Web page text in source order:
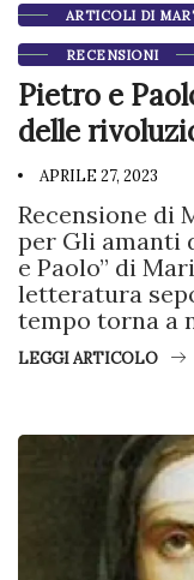
ARTICOLI DI
RECENSIONI
Pietro e
delle
APRILE 27, 2023
Recensione di
per Gli amanti
e Paolo” di
letteratura
tempo torna a
LEGGI ARTICOLO